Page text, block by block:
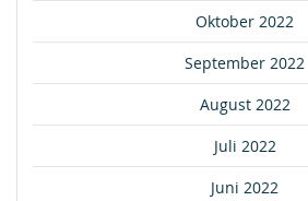
Oktober 2022
September 2022
August 2022
Juli 2022
Juni 2022